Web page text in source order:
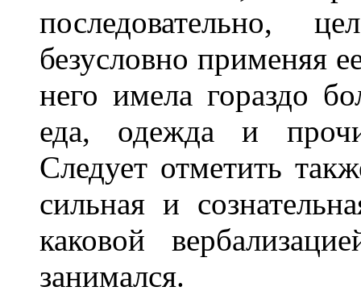
последовательно,
безусловно применяя
него имела гораздо
еда, одежда и
Следует отметить
сильная и
каковой
занимался.